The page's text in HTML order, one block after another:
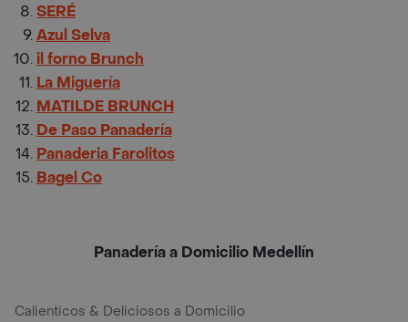
SERÉ
Azul Selva
il forno Brunch
La Miguería
MATILDE BRUNCH
De Paso Panadería
Panaderia Farolitos
Bagel Co
Panadería a Domicilio Medellín
Calienticos & Deliciosos a Domicilio